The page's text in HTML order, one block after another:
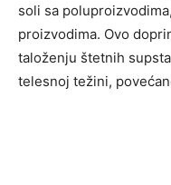
soli sa
proizvodima. Ovo
taloženju štetnih
telesnoj težini,